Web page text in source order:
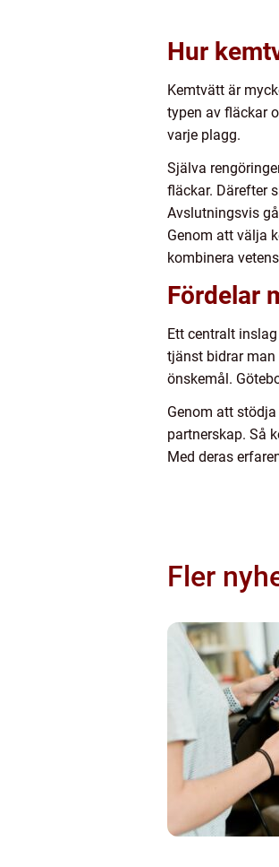
Hur
Kemtvätt är
typen av fläckar
varje plagg.
Själva
fläckar. Därefter
Avslutningsvis
Genom att välja
kombinera
Fördelar
Ett centralt
tjänst bidrar man
önskemål.
Genom att
partnerskap. Så
Med deras
Fler